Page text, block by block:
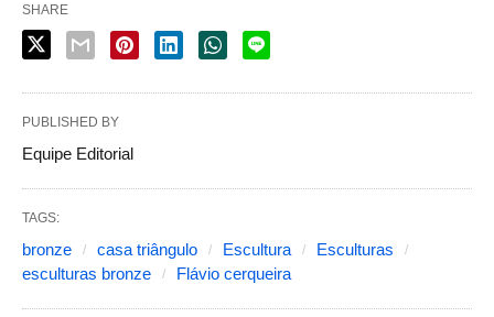
SHARE
PUBLISHED BY
Equipe Editorial
TAGS:
bronze casa triângulo Escultura
Esculturas
esculturas bronze
Flávio cerqueira